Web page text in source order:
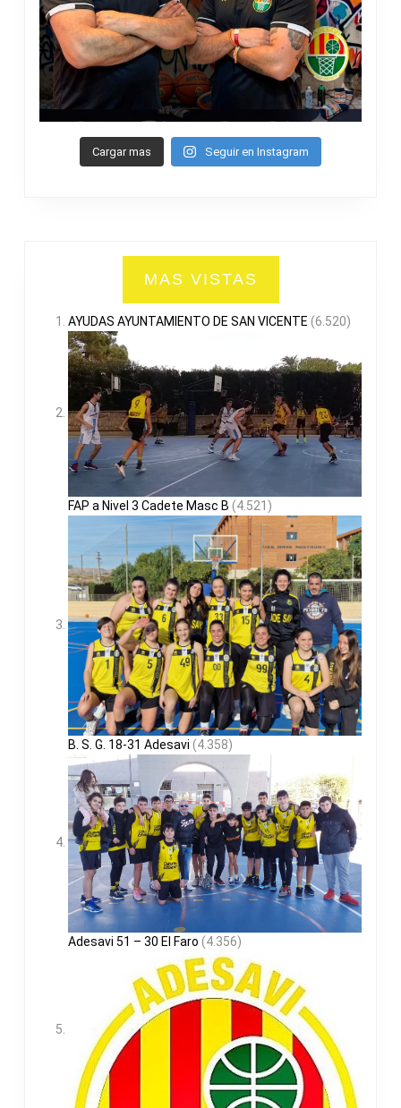
Cargar mas Seguir en Instagram
MAS VISTAS
AYUDAS AYUNTAMIENTO DE SAN VICENTE (6.520)
FAP a Nivel 3 Cadete Masc B (4.521)
B. S. G. 18-31 Adesavi (4.358)
Adesavi 51 – 30 El Faro (4.356)